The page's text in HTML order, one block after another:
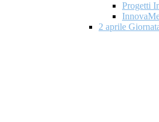
Progetti
2 aprile